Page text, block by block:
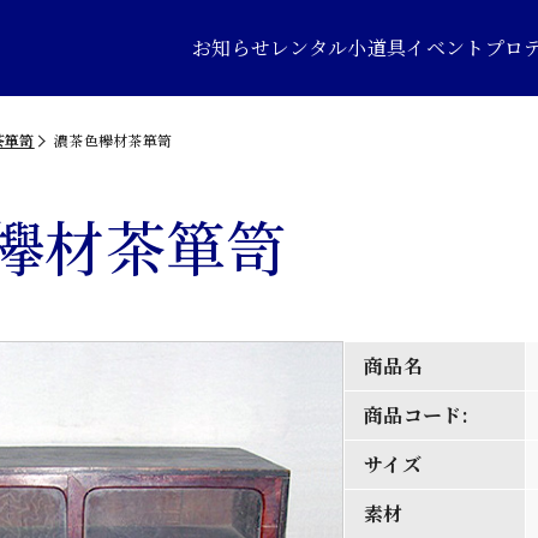
お知らせレンタル小道具イベントプロ
箪笥 濃茶色欅材茶箪笥
材茶箪笥
商品名
商品コード:
サイズ
素材